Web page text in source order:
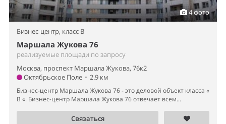
4 фото
Бизнес-центр, класс B
Маршала Жукова 76
реализуемые площади по запросу
Москва, проспект Маршала Жукова, 76к2
Октябрьское Поле • 2.9 км
Бизнес-центр Маршала Жукова 76 - это деловой объект класса «
B «. Бизнес-центр Маршала Жукова 76 отвечает всем...
Связаться